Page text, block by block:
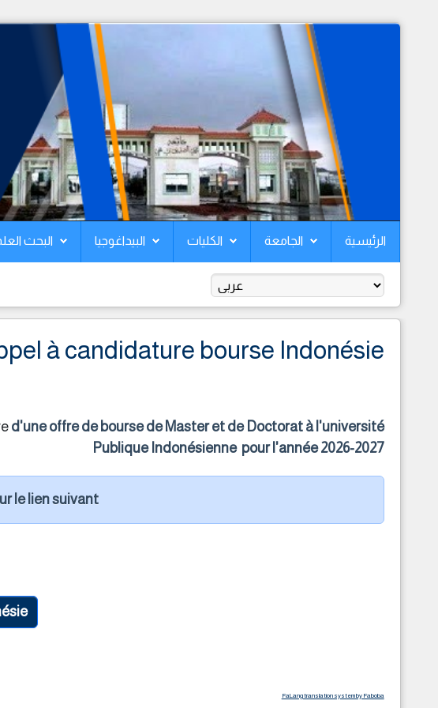
الرئيسية الجامعة الكليات البيداغوجيا البحث
à candidature bourse Indonésie
d'une offre de bourse de Master et de Doctorat à l'université
Publique Indonésienne pour l'année 2026-2027
le lien suivant :
FaLang translation system by Faboba